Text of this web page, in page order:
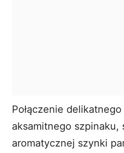
Połączenie delikatnego
aksamitnego szpinaku,
aromatycznej szynki